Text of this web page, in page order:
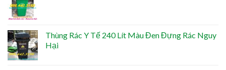
Thùng Rác Y Tế 240 Lít Màu Đen Đựng Rác Nguy
Hại